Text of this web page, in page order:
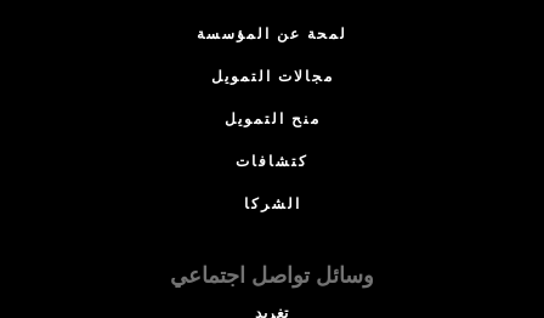
لمحة عن المؤسسة
مجالات التمويل
منح التمويل
كتشافات
الشركا
وسائل تواصل اجتماعي
تغريد